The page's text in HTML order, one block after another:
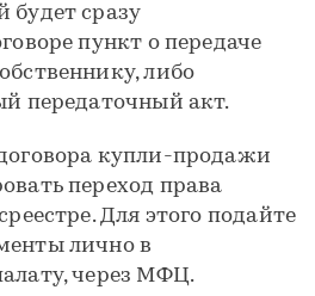
будет сразу
пункт о передаче
либо
передаточный акт.
купли-продажи
переход права
Для этого подайте
лично в
через МФЦ.